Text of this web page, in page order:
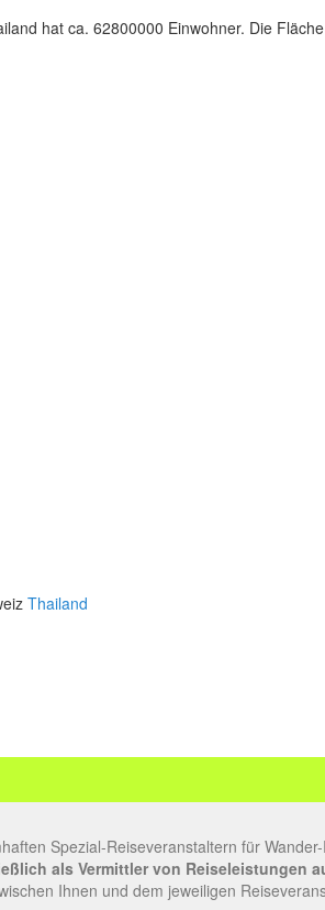
hat ca. 62800000 Einwohner. Die
Thailand
Spezial-Reiseveranstaltern für
als Vermittler von Reiseleistungen
Ihnen und dem jeweiligen